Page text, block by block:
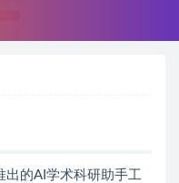
出的AI学术科研助手工